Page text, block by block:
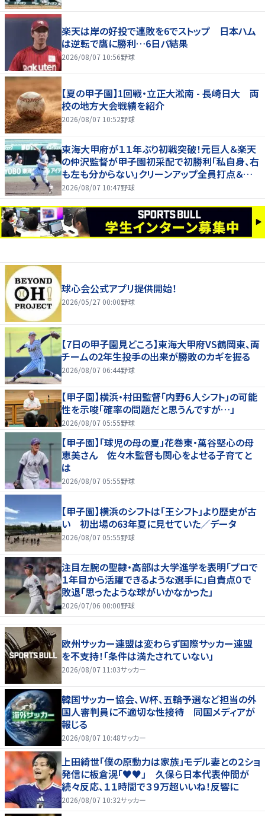
楽天は岸の好投で連敗を6でストップ 日本ハム
は逆転で鷹に勝利…6日パ結果
2026/08/07 10:56野球
【夏の甲子園】1回戦・立正大淞南 - 長崎日大 両
校の地方大会戦績を紹介
2026/08/07 10:52野球
東海大甲府が１１年ぶり初戦突破！元巨人＆楽天
の仲沢監督が甲子園初采配で初勝利「私自身、右
も左も分からない」クリーンアップ全員打点＆継
投も「理想的」
2026/08/07 10:47野球
球心会公式アプリ提供開始！
2026/05/27 00:00野球
【7日の甲子園見どころ】東海大甲府VS鶴岡東、両
チームの2年生投手の出来が勝敗のカギを握る
2026/08/07 06:44野球
【甲子園】横浜・村田監督「内野６人シフト」の可能
性を示唆「確率の問題だと思うんですが…」
2026/08/07 05:55野球
【甲子園】「球児の母の夏」花巻東・萬谷堅心の母
恵美さん 佐々木監督も関心をよせる子育てと
は
2026/08/07 05:55野球
【甲子園】横浜のシフトは「王シフト」より歴史が古
い 初出場の63年夏に見せていた／データ
2026/08/07 05:55野球
注目左腕の聖隷・高部は大学進学を表明「プロで
１年目から活躍できるような選手に」自責点０で
敗退「思ったような球がいかなかった」
2026/07/06 00:00野球
欧州サッカー連盟は変わらず国際サッカー連盟
を不支持！「条件は満たされていない」
2026/08/07 11:03サッカー
韓国サッカー協会、Ｗ杯、五輪予選など担当の外
国人審判員に不適切な性接待 同国メディアが
報じる
2026/08/07 10:48サッカー
上田綺世「僕の原動力は家族」モデル妻との２ショ
発信に板倉滉「♥♥」 久保ら日本代表仲間が
続々反応、１１時間で３９万超いいね！反響に
2026/08/07 10:32サッカー